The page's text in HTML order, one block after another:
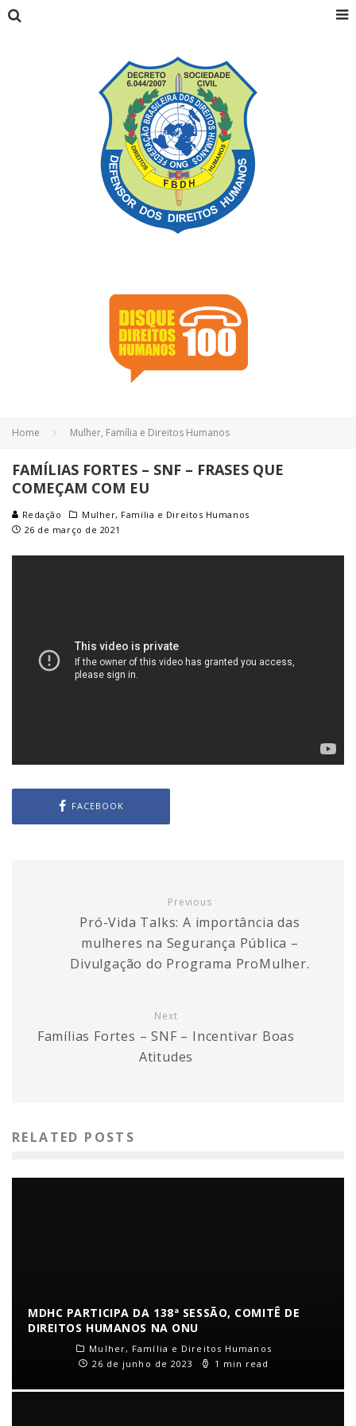
Home Mulher, Família e Direitos Humanos
FAMÍLIAS FORTES – SNF – FRASES QUE
COMEÇAM COM EU
Redação
Mulher, Família e Direitos Humanos
26 de março de 2021
FACEBOOK
Previous
Pró-Vida Talks: A importância das
mulheres na Segurança Pública –
Divulgação do Programa ProMulher.
Next
Famílias Fortes – SNF – Incentivar Boas
Atitudes
RELATED POSTS
MDHC PARTICIPA DA 138ª SESSÃO, COMITÊ DE
DIREITOS HUMANOS NA ONU
Mulher, Família e Direitos Humanos
26 de junho de 2023
1 min read